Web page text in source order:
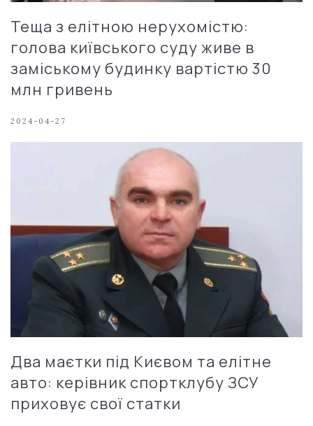
Теща з елітною нерухомістю:
голова київського суду живе в
заміському будинку вартістю 30
млн гривень
2024-04-27
Два маєтки під Києвом та елітне
авто: керівник спортклубу ЗСУ
приховує свої статки